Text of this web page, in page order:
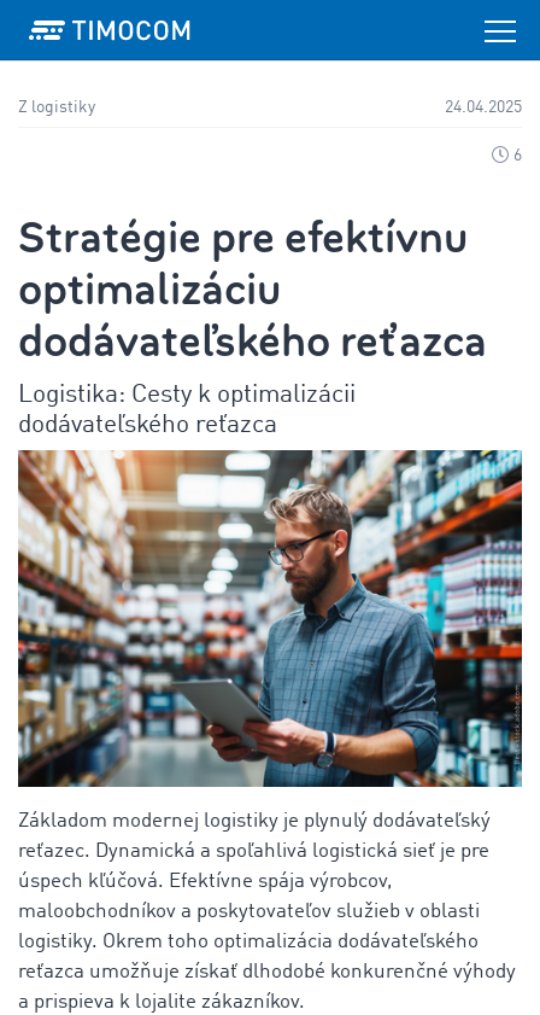
Z logistiky 24.04.2025
6
Stratégie pre efektívnu
optimalizáciu
dodávateľského reťazca
Logistika: Cesty k optimalizácii
dodávateľského reťazca
Základom modernej logistiky je plynulý dodávateľský
reťazec. Dynamická a spoľahlivá logistická sieť je pre
úspech kľúčová. Efektívne spája výrobcov,
maloobchodníkov a poskytovateľov služieb v oblasti
logistiky. Okrem toho optimalizácia dodávateľského
reťazca umožňuje získať dlhodobé konkurenčné výhody
a prispieva k lojalite zákazníkov.